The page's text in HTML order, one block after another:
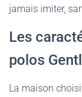
jamais imiter,
Les
polos
La maison